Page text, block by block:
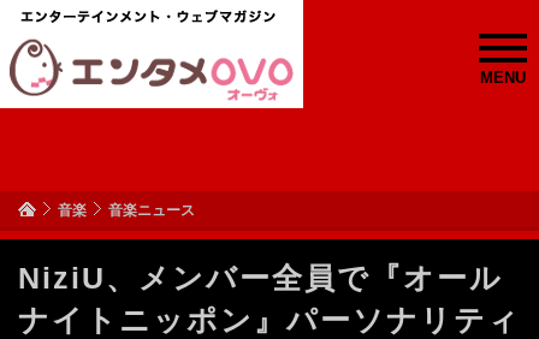
MENU
音楽 音楽ニュース
NiziU、メンバー全員で『オール
ナイトニッポン』パーソナリティ